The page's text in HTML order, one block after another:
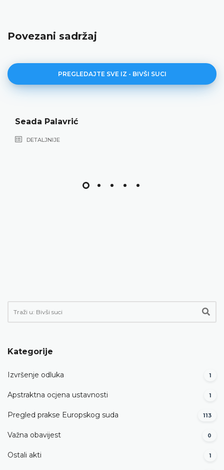
Povezani sadržaj
PREGLEDAJTE SVE IZ - BIVŠI SUCI
Seada Palavrić
DETALJNIJE
Kategorije
Izvršenje odluka 1
Apstraktna ocjena ustavnosti 1
Pregled prakse Europskog suda 113
Važna obavijest 0
Ostali akti 1